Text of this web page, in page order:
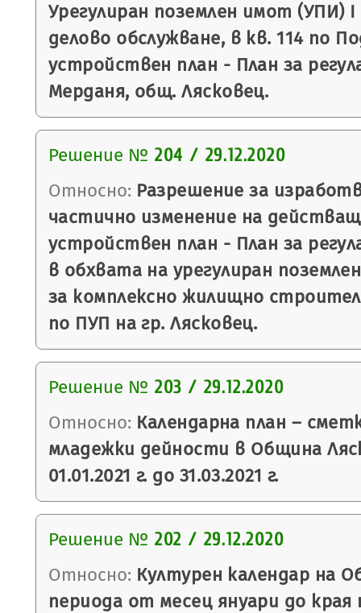
Урегулиран поземлен имот (УПИ)
делово обслужване, в кв. 114 по
устройствен план - План за
Мерданя, общ. Лясковец.
Решение № 204 / 29.12.2020
Относно: Разрешение за
частично изменение на
устройствен план - План за
в обхвата на урегулиран
за комплексно жилищно
по ПУП на гр. Лясковец.
Решение № 203 / 29.12.2020
Относно: Календарна план –
младежки дейности в Община
01.01.2021 г. до 31.03.2021 г.
Решение № 202 / 29.12.2020
Относно: Културен календар на
периода от месец януари до края